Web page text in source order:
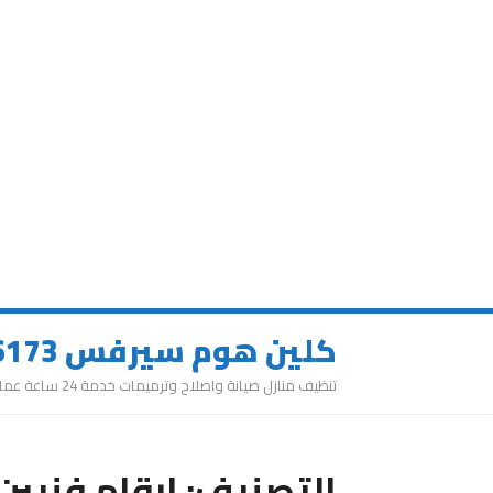
كلين هوم سيرفس 0543626173
تنظيف منازل صيانة واصلاح وترميمات خدمة 24 ساعة عمالة مميزة